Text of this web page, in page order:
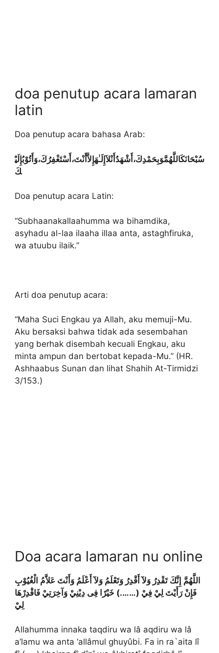
doa penutup acara lamaran
latin
Doa penutup acara bahasa Arab:
سُبْحَانَكَاللَّهُمَّوَبِحَمْدِكَ،أَشْهَدُأَنْلاَإِلَـٰهَإِلاَّأَنْتَ،أَسْتَغْفِرُكَ،وَأَتُوْبُإِلَيْ
كَ
Doa penutup acara Latin:
“Subhaanakallaahumma wa bihamdika,
asyhadu al-laa ilaaha illaa anta, astaghfiruka,
wa atuubu ilaik.”
Arti doa penutup acara:
“Maha Suci Engkau ya Allah, aku memuji-Mu.
Aku bersaksi bahwa tidak ada sesembahan
yang berhak disembah kecuali Engkau, aku
minta ampun dan bertobat kepada-Mu.” (HR.
Ashhaabus Sunan dan lihat Shahih At-Tirmidzi
3/153.)
Doa acara lamaran nu online
اللَّهُمَّ إِنَّكَ تَقْدِرُ وَلآ أَقْدِرُ وَتَعْلَمُ وَلآ أَعْلَمُ وَأَنْتَ عَلاَّمُ الْغُيُوْبِ
فَإِنْ رَأَيْتَ لِيْ فِيْ (…….) خَيْرًا فِى دِيْنِيْ وَآخِرَتِيْ فَاقْدِرْهَا
لِيْ
Allahumma innaka taqdiru wa lâ aqdiru wa lâ
a’lamu wa anta ‘allâmul ghuyûbi. Fa in ra`aita lî